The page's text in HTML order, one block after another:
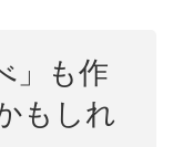
」も作
もしれ